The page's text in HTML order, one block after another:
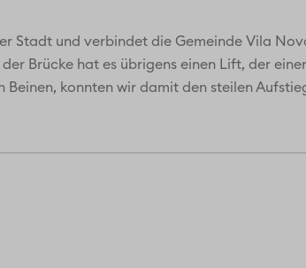
Stadt und verbindet die Gemeinde Vila
Brücke hat es übrigens einen Lift, der
Beinen, konnten wir damit den steilen